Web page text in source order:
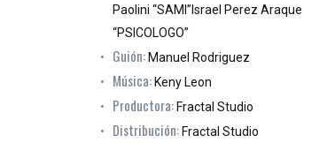
Paolini “SAMI”Israel Perez Araque
“PSICOLOGO”
Guión:Manuel Rodriguez
Música:Keny Leon
Productora:Fractal Studio
Distribución:Fractal Studio